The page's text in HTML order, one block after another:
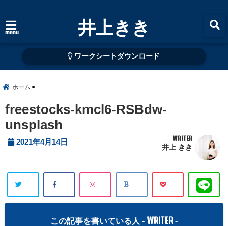
menu 井上きき
ワークシートダウンロード
ホーム
freestocks-kmcl6-RSBdw-
unsplash
2021年4月14日 WRITER
井上 きき
この記事を書いている人 - WRITER -